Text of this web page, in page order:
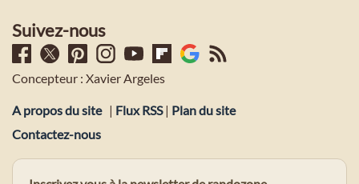
Suivez-nous
Concepteur : Xavier Argeles
A propos du site | Flux RSS| Plan du site
Contactez-nous